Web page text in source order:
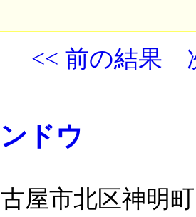
<< 前の結果
ドウ
屋市北区神明